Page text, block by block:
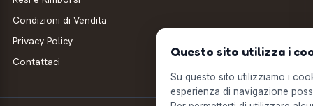
Condizioni di Vendita
Privacy Policy
Contattaci
Questo sito utilizza i
Su questo sito utilizziamo i
esperienza di navigazione